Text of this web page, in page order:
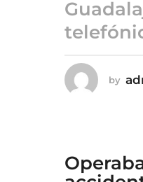
4
e
e
s
by